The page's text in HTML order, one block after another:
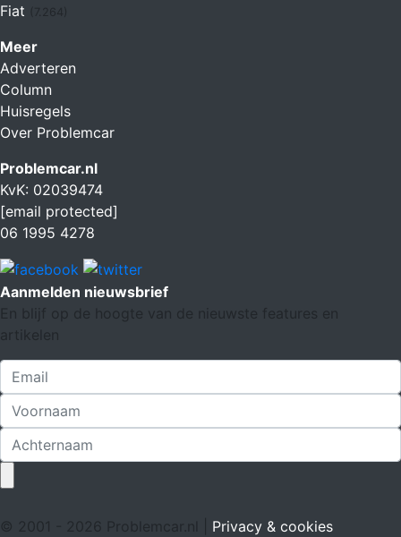
Fiat (7.264)
Meer
Adverteren
Column
Huisregels
Over Problemcar
Problemcar.nl
KvK: 02039474
[email protected]
06 1995 4278
Aanmelden nieuwsbrief
En blijf op de hoogte van de nieuwste features en
artikelen
© 2001 - 2026 Problemcar.nl | Privacy & cookies